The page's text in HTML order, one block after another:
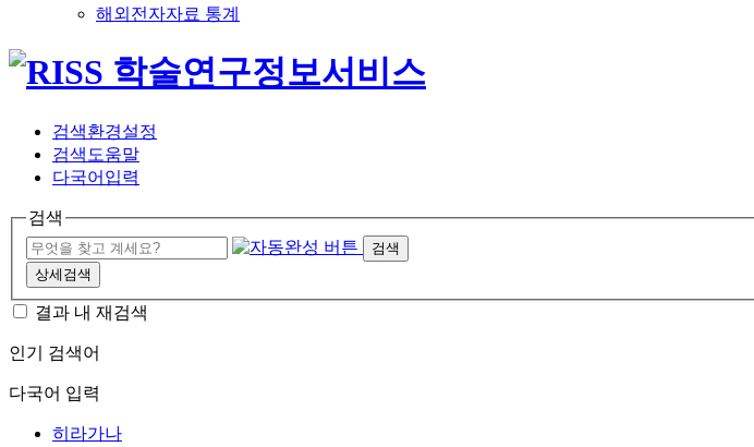
해외전자자료 통계
검색환경설정
검색도움말
다국어입력
검색
검색
상세검색
결과 내 재검색
인기 검색어
다국어 입력
히라가나